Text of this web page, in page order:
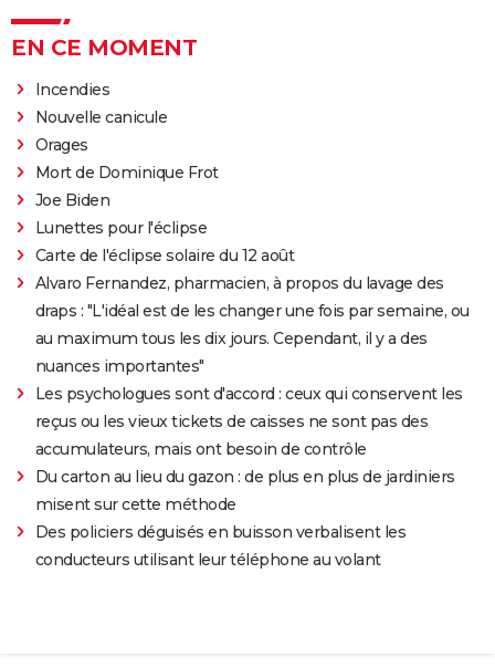
EN CE MOMENT
Incendies
Nouvelle canicule
Orages
Mort de Dominique Frot
Joe Biden
Lunettes pour l'éclipse
Carte de l'éclipse solaire du 12 août
Alvaro Fernandez, pharmacien, à propos du lavage des
draps : "L'idéal est de les changer une fois par semaine, ou
au maximum tous les dix jours. Cependant, il y a des
nuances importantes"
Les psychologues sont d'accord : ceux qui conservent les
reçus ou les vieux tickets de caisses ne sont pas des
accumulateurs, mais ont besoin de contrôle
Du carton au lieu du gazon : de plus en plus de jardiniers
misent sur cette méthode
Des policiers déguisés en buisson verbalisent les
conducteurs utilisant leur téléphone au volant